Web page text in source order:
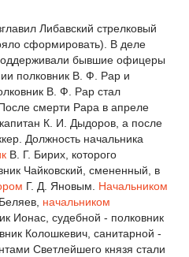
Либавский стрелковый
сформировать). В деле
бывшие офицеры
полковник В. Ф. Рар и
В. Ф. Рар стал
смерти Рара в апреле
К. И. Дыдоров, а после
Должность начальника
В. Г. Бирих, которого
Чайковский, смененный, в
Г. Д. Яновым. Начальником
начальником
Ионас, судебной - полковник
Колошкевич, санитарной -
Светлейшего князя стали